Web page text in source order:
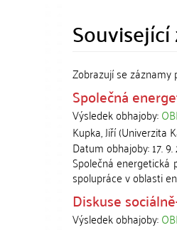
Zobrazují se
Společná
Výsledek obhajoby:
Kupka, Jiří(Univerzita
Datum obhajoby:17.
Společná energetická
spolupráce v oblasti
Diskuse
Výsledek obhajoby: